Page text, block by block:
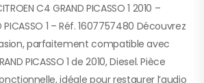
C4 GRAND PICASSO 1 2010 –
1 – Réf. 1607757480 Découvrez
parfaitement compatible avec
PICASSO 1 de 2010, Diesel. Pièce
idéale pour restaurer l’audio